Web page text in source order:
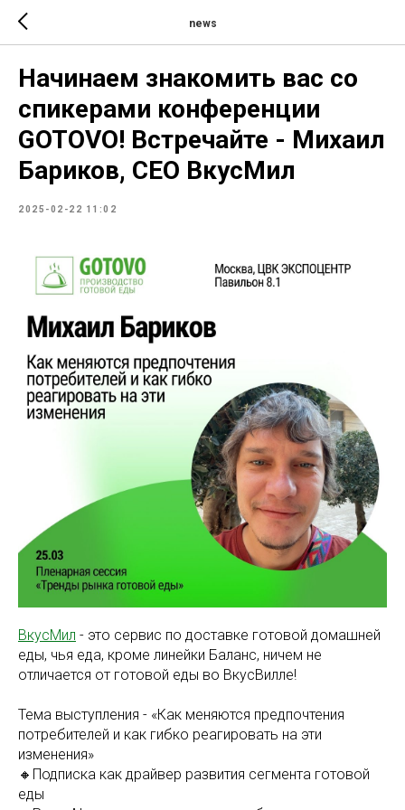
news
Начинаем знакомить вас со
спикерами конференции
GOTOVO! Встречайте - Михаил
Бариков, СЕО ВкусМил
2025-02-22 11:02
ВкусМил - это сервис по доставке готовой домашней
еды, чья еда, кроме линейки Баланс, ничем не
отличается от готовой еды во ВкусВилле!
Тема выступления - «Как меняются предпочтения
потребителей и как гибко реагировать на эти
изменения»
🔸Подписка как драйвер развития сегмента готовой
еды